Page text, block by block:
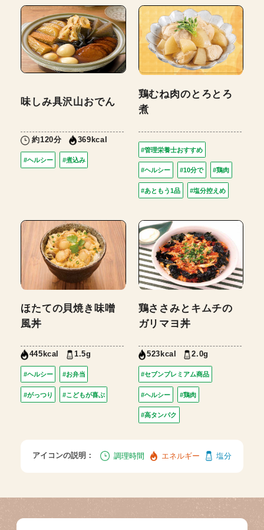
味しみ具沢山おでん
約120分 369kcal
#ヘルシー #煮込み
鶏むね肉のとろとろ
煮
#管理栄養士おすすめ
#ヘルシー #10分で #鶏肉
#あともう1品 #塩分控えめ
ほたての貝焼き味噌
風丼
445kcal 1.5g
#ヘルシー #お弁当
#がっつり #こどもが喜ぶ
鶏ささみとキムチの
ガリマヨ丼
523kcal 2.0g
#セブンプレミアム商品
#ヘルシー #鶏肉
#高タンパク
アイコンの説明： 調理時間 エネルギー 塩分